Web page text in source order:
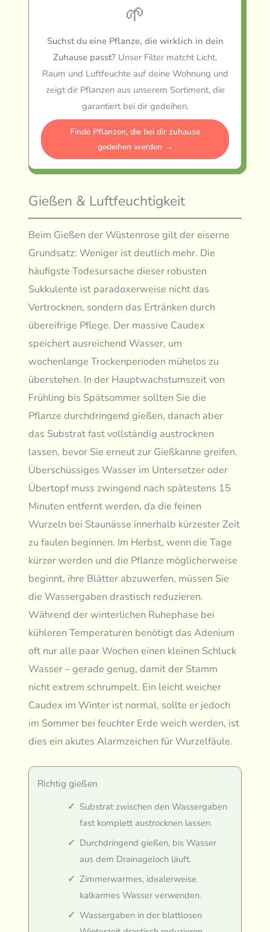
🌱
Suchst du eine Pflanze, die wirklich in dein
Zuhause passt? Unser Filter matcht Licht,
Raum und Luftfeuchte auf deine Wohnung und
zeigt dir Pflanzen aus unserem Sortiment, die
garantiert bei dir gedeihen.
Finde Pflanzen, die bei dir zuhause
gedeihen werden →
Gießen & Luftfeuchtigkeit
Beim Gießen der Wüstenrose gilt der eiserne
Grundsatz: Weniger ist deutlich mehr. Die
häufigste Todesursache dieser robusten
Sukkulente ist paradoxerweise nicht das
Vertrocknen, sondern das Ertränken durch
übereifrige Pflege. Der massive Caudex
speichert ausreichend Wasser, um
wochenlange Trockenperioden mühelos zu
überstehen. In der Hauptwachstumszeit von
Frühling bis Spätsommer sollten Sie die
Pflanze durchdringend gießen, danach aber
das Substrat fast vollständig austrocknen
lassen, bevor Sie erneut zur Gießkanne greifen.
Überschüssiges Wasser im Untersetzer oder
Übertopf muss zwingend nach spätestens 15
Minuten entfernt werden, da die feinen
Wurzeln bei Staunässe innerhalb kürzester Zeit
zu faulen beginnen. Im Herbst, wenn die Tage
kürzer werden und die Pflanze möglicherweise
beginnt, ihre Blätter abzuwerfen, müssen Sie
die Wassergaben drastisch reduzieren.
Während der winterlichen Ruhephase bei
kühleren Temperaturen benötigt das Adenium
oft nur alle paar Wochen einen kleinen Schluck
Wasser – gerade genug, damit der Stamm
nicht extrem schrumpelt. Ein leicht weicher
Caudex im Winter ist normal, sollte er jedoch
im Sommer bei feuchter Erde weich werden, ist
dies ein akutes Alarmzeichen für Wurzelfäule.
Richtig gießen
Substrat zwischen den Wassergaben
fast komplett austrocknen lassen.
Durchdringend gießen, bis Wasser
aus dem Drainageloch läuft.
Zimmerwarmes, idealerweise
kalkarmes Wasser verwenden.
Wassergaben in der blattlosen